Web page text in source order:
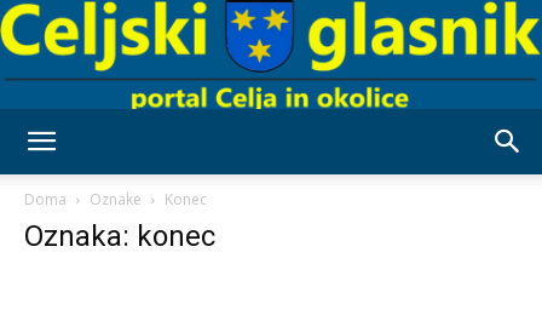
Doma Oznake Konec
Oznaka: konec